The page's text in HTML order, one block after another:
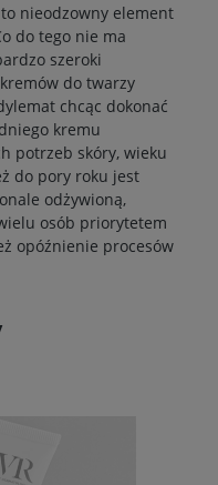
to nieodzowny element
do tego nie ma
szeroki
do twarzy
chcąc dokonać
kremu
potrzeb skóry, wieku
do pory roku jest
odżywioną,
osób priorytetem
opóźnienie procesów